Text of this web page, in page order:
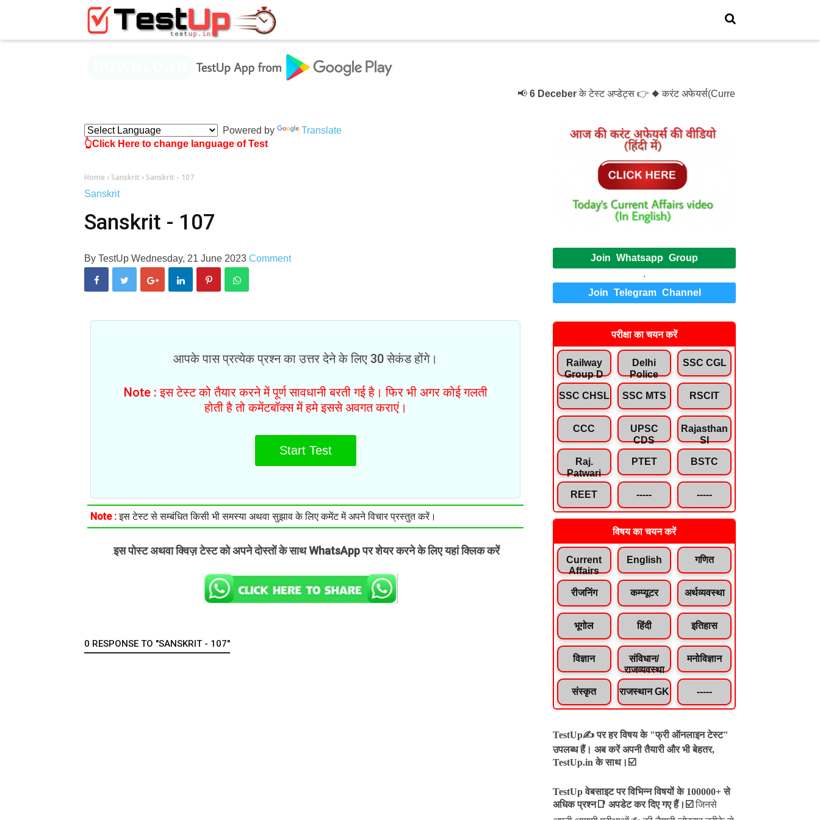
6 Deceberके टेस्ट अप्डेट्स 👉 ◆ करंट अफेयर्स(Current Affairs)- Test- 1214 ◆
Powered by
Translate
👆Click Here to change language of Test
Home › Sanskrit › Sanskrit - 107
Sanskrit
Sanskrit - 107
By TestUp Wednesday, 21 June 2023 Comment
आपके पास प्रत्येक प्रश्न का उत्तर देने के लिए 30 सेकंड होंगे।
Note : इस टेस्ट को तैयार करने में पूर्ण सावधानी बरती गई है। फिर भी अगर कोई गलती
होती है तो कमेंटबॉक्स में हमे इससे अवगत कराएं।
Start Test
Note :इस टेस्ट से सम्बंधित किसी भी समस्या अथवा सुझाव के लिए कमेंट में अपने विचार प्रस्तुत करें।
.इस पोस्ट अथवा क्विज़ टेस्ट को अपने दोस्तों के साथ WhatsApp पर शेयर करने के लिए यहां क्लिक करें
0 RESPONSE TO "SANSKRIT - 107"
Join Whatsapp Group
.
Join Telegram Channel
परीक्षा का चयन करें
Railway
Group D
Delhi
Police
SSC CGL
SSC CHSL SSC MTS RSCIT
CCC
UPSC
CDS
Rajasthan
SI
Raj.
Patwari
PTET BSTC
REET ----- -----
विषय का चयन करें
Current
Affairs
English गणित
रीजनिंग कम्प्यूटर अर्थव्यवस्था
भूगोल हिंदी इतिहास
विज्ञान
संविधान/
राजव्यवस्था
मनोविज्ञान
संस्कृत राजस्थान GK -----
TestUp✍️ पर हर विषय के "फ्री ऑनलाइन टेस्ट"
उपलब्ध हैं। अब करें अपनी तैयारी और भी बेहतर,
TestUp.in के साथ।☑️
TestUp वेबसाइट पर विभिन्न विषयों के 100000+ से
अधिक प्रश्न📑 अपडेट कर दिए गए हैं। ☑️ जिनसे